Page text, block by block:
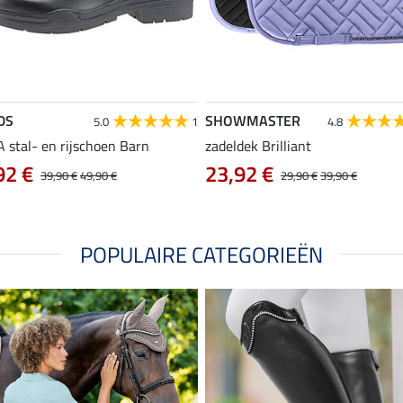
5.0 1
stal- en rijschoen Barn
39,90 €49,90 €
€
SHOWMASTER 4.8
zadeldek Brilliant
29,90 €39,90 €
23,92 €
POPULAIRE CATEGORIEËN